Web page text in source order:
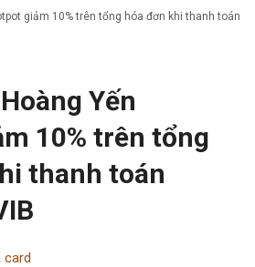
giảm 10% trên tổng hóa đơn khi thanh toán
Yến
10% trên tổng
thanh toán
card